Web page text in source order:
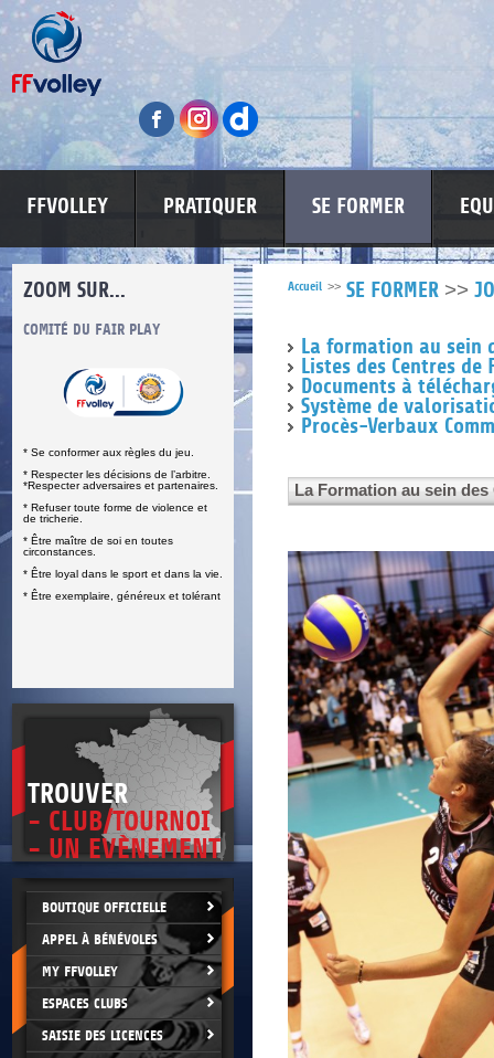
FFVOLLEY PRATIQUER SE FORMER
ZOOM SUR...
COMITÉ DU FAIR PLAY
* Se conformer aux règles du jeu.
* Respecter les décisions de l’arbitre.
*Respecter adversaires et partenaires.
* Refuser toute forme de violence et
de tricherie.
* Être maître de soi en toutes
circonstances.
* Être loyal dans le sport et dans la vie.
* Être exemplaire, généreux et tolérant
LUTTE CONTRE LES VIOLENCES
TROUVER
- CLUB/TOURNOI
- UN EVÈNEMENT
BOUTIQUE OFFICIELLE
APPEL À BÉNÉVOLES
MY FFVOLLEY
ESPACES CLUBS
SAISIE DES LICENCES
Accueil >> SE FORMER >>
La formation au sein
Listes des Centres
Documents à
Système de
Procès-Verbaux
La Formation au sein